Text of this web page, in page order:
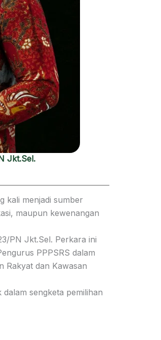
Jkt.Sel.
kali menjadi sumber
maupun kewenangan
PN Jkt.Sel. Perkara ini
PPPSRS dalam
Rakyat dan Kawasan
sengketa pemilihan